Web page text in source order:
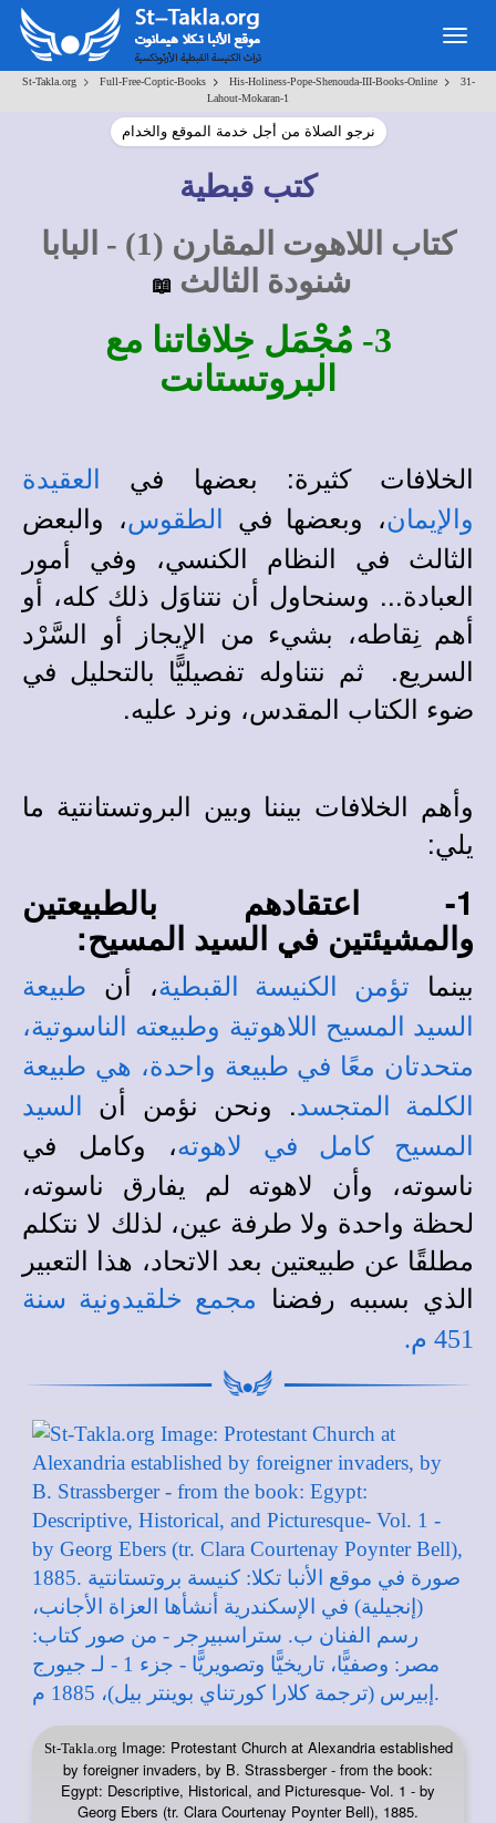
St-Takla.org> Full-Free-Coptic-Books> His-Holiness-Pope-Shenouda-III-Books-Online>
31-
Lahout-Mokaran-1
نرجو الصلاة من أجل خدمة الموقع والخدام
كتب قبطية
كتاب اللاهوت المقارن (1) - البابا
شنودة الثالث 📖
3- مُجْمَل خِلافاتنا مع
البروتستانت
الخلافات كثيرة: بعضها في
العقيدة
والإيمان، وبعضها في الطقوس، والبعض
الثالث في النظام الكنسي، وفي أمور
العبادة... وسنحاول أن نتناوَل ذلك كله، أو
أهم نِقاطه، بشيء من الإيجاز أو السَّرْد
السريع. ثم نتناوله تفصيليًّا بالتحليل في
ضوء الكتاب المقدس، ونرد عليه.
وأهم الخلافات بيننا وبين البروتستانتية ما
يلي:
1- اعتقادهم بالطبيعتين
والمشيئتين في السيد المسيح:
بينما تؤمن الكنيسة القبطية، أن
طبيعة
السيد المسيح اللاهوتية وطبيعته الناسوتية،
متحدتان معًا في طبيعة واحدة، هي طبيعة
الكلمة المتجسد. ونحن نؤمن أن
السيد
المسيح كامل في لاهوته، وكامل في
ناسوته، وأن لاهوته لم يفارق ناسوته،
لحظة واحدة ولا طرفة عين، لذلك لا نتكلم
مطلقًا عن طبيعتين بعد الاتحاد، هذا التعبير
الذي بسببه رفضنا
مجمع خلقيدونية سنة
451 م
.
St-Takla.org Image: Protestant Church at Alexandria established
by foreigner invaders, by B. Strassberger - from the book:
Egypt: Descriptive, Historical, and Picturesque- Vol. 1 - by
Georg Ebers (tr. Clara Courtenay Poynter Bell), 1885.